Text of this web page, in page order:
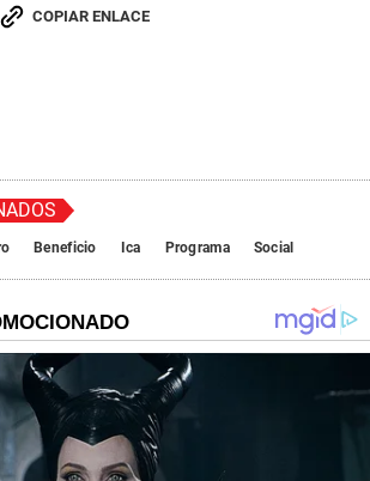
COPIAR ENLACE
Beneficio Ica Programa Social